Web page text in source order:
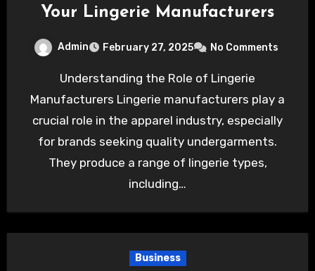
Your Lingerie Manufacturers
Admin February 27, 2025 No Comments
Understanding the Role of Lingerie
Manufacturers Lingerie manufacturers play a
crucial role in the apparel industry, especially
for brands seeking quality undergarments.
They produce a range of lingerie types,
including…
Business